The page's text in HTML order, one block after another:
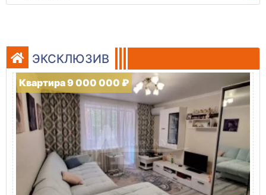
ЭКСКЛЮЗИВ
Квартира 9 000 000 ₽